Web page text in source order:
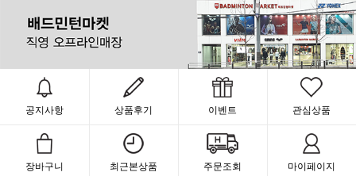
공지사항 상품후기 이벤트 관심상품
장바구니 최근본상품 주문조회 마이페이지